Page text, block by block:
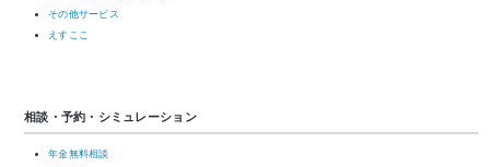
その他サービス
えすここ
相談・予約・シミュレーション
年金無料相談